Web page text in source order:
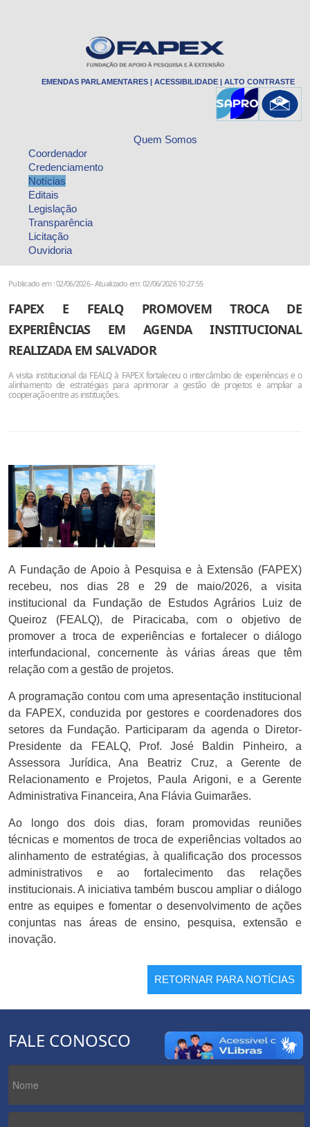
EMENDAS PARLAMENTARES ACESSIBILIDADE ALTO CONTRASTE
Quem Somos
Coordenador
Credenciamento
Notícias
Editais
Legislação
Transparência
Licitação
Ouvidoria
Publicado em : 02/06/2026 - Atualizado em: 02/06/2026 10:27:55
FAPEX E FEALQ PROMOVEM TROCA DE
EXPERIÊNCIAS EM AGENDA INSTITUCIONAL
REALIZADA EM SALVADOR
A visita institucional da FEALQ à FAPEX fortaleceu o intercâmbio de experiências e o
alinhamento de estratégias para aprimorar a gestão de projetos e ampliar a
cooperação entre as instituições.
A Fundação de Apoio à Pesquisa e à Extensão (FAPEX)
recebeu, nos dias 28 e 29 de maio/2026, a visita
institucional da Fundação de Estudos Agrários Luiz de
Queiroz (FEALQ), de Piracicaba, com o objetivo de
promover a troca de experiências e fortalecer o diálogo
interfundacional, concernente às várias áreas que têm
relação com a gestão de projetos.
A programação contou com uma apresentação institucional
da FAPEX, conduzida por gestores e coordenadores dos
setores da Fundação. Participaram da agenda o Diretor-
Presidente da FEALQ, Prof. José Baldin Pinheiro, a
Assessora Jurídica, Ana Beatriz Cruz, a Gerente de
Relacionamento e Projetos, Paula Arigoni, e a Gerente
Administrativa Financeira, Ana Flávia Guimarães.
Ao longo dos dois dias, foram promovidas reuniões
técnicas e momentos de troca de experiências voltados ao
alinhamento de estratégias, à qualificação dos processos
administrativos e ao fortalecimento das relações
institucionais. A iniciativa também buscou ampliar o diálogo
entre as equipes e fomentar o desenvolvimento de ações
conjuntas nas áreas de ensino, pesquisa, extensão e
inovação.
RETORNAR PARA NOTÍCIAS
FALE CONOSCO